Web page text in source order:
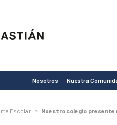
Nosotros Nuestra
Escolar » Nuestro colegio presente